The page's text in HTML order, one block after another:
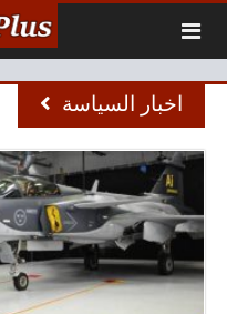
اخبار السياسة